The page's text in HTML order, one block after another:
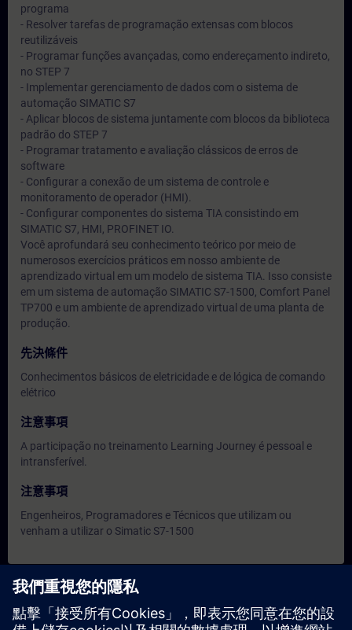
programa
- Resolver tarefas de programação extensas com blocos
reutilizáveis
- Programar funções avançadas, como endereçamento indireto,
no STEP 7
- Implementar gerenciamento de dados com o sistema de
automação SIMATIC S7
- Aplicar blocos de sistema juntamente com blocos da biblioteca
padrão do STEP 7
- Programar tratamento e avaliação clássicos de erros de
software
- Configurar a conexão de um sistema de controle e
monitoramento de operador (HMI).
- Configurar componentes do sistema TIA consistindo em
SIMATIC S7, HMI, PROFINET IO.
Você aprofundará seu conhecimento teórico por meio de
numerosos exercícios práticos em nosso ambiente de
aprendizado virtual em um modelo de sistema TIA. Isso consiste
em um sistema de automação SIMATIC S7-1500, Comfort Panel
TP700 e um ambiente de aprendizado virtual de uma planta de
produção.
先決條件
Conhecimentos básicos de eletricidade e de lógica de comando
elétrico
注意事項
A participação no treinamento Learning Journey é pessoal e
intransferível.
注意事項
Engenheiros, Programadores e Técnicos que utilizam ou
venham a utilizar o Simatic S7-1500
目前沒有可用活動